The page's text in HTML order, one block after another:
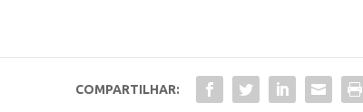
COMPARTILHAR: